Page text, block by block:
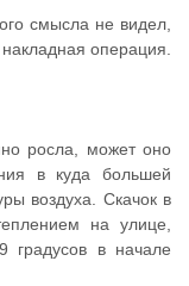
смысла не видел,
операция.
росла, может оно
в куда большей
воздуха. Скачок в
на улице,
градусов в начале